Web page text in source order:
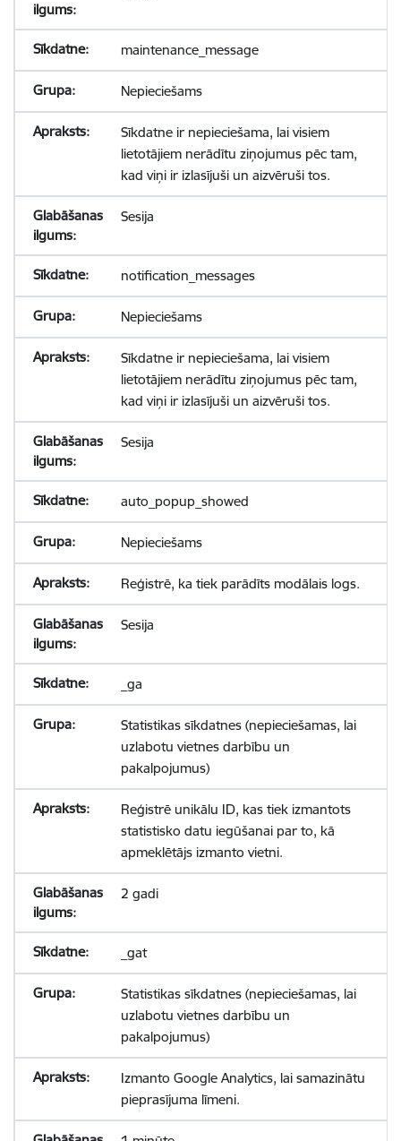
maintenance_message
Nepieciešams
Sīkdatne ir nepieciešama, lai visiem
lietotājiem nerādītu ziņojumus pēc tam,
kad viņi ir izlasījuši un aizvēruši tos.
Sesija
notification_messages
Nepieciešams
Sīkdatne ir nepieciešama, lai visiem
lietotājiem nerādītu ziņojumus pēc tam,
kad viņi ir izlasījuši un aizvēruši tos.
Sesija
auto_popup_showed
Nepieciešams
Reģistrē, ka tiek parādīts modālais logs.
Sesija
_ga
Statistikas sīkdatnes (nepieciešamas, lai
uzlabotu vietnes darbību un
pakalpojumus)
Reģistrē unikālu ID, kas tiek izmantots
statistisko datu iegūšanai par to, kā
apmeklētājs izmanto vietni.
2 gadi
_gat
Statistikas sīkdatnes (nepieciešamas, lai
uzlabotu vietnes darbību un
pakalpojumus)
Izmanto Google Analytics, lai samazinātu
pieprasījuma līmeni.